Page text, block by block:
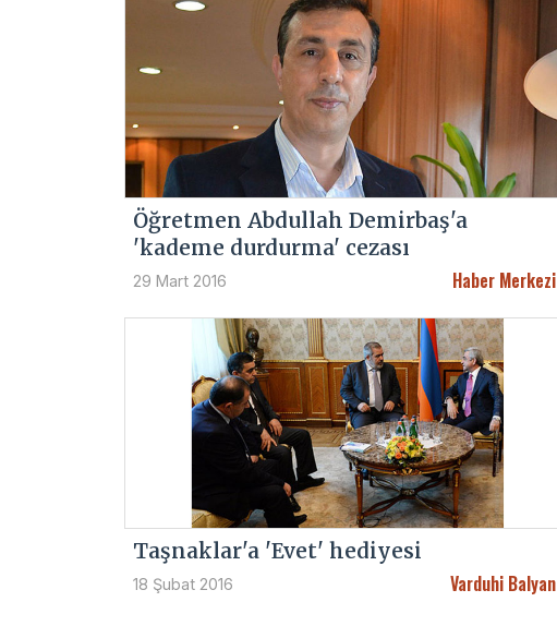
Öğretmen Abdullah Demirbaş'a
'kademe durdurma' cezası
29 Mart 2016 Haber Merkezi
Taşnaklar'a 'Evet' hediyesi
18 Şubat 2016 Varduhi Balyan